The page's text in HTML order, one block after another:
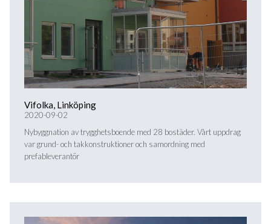
Vifolka, Linköping
2020-09-02
Nybyggnation av trygghetsboende med 28 bostäder. Vårt uppdrag
var grund- och takkonstruktioner och samordning med
prefableverantör